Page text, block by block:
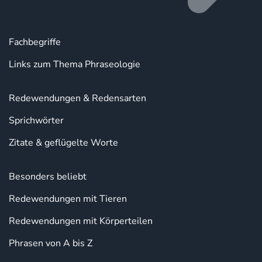
Fachbegriffe
Links zum Thema Phraseologie
Redewendungen & Redensarten
Sprichwörter
Zitate & geflügelte Worte
Besonders beliebt
Redewendungen mit Tieren
Redewendungen mit Körperteilen
Phrasen von A bis Z